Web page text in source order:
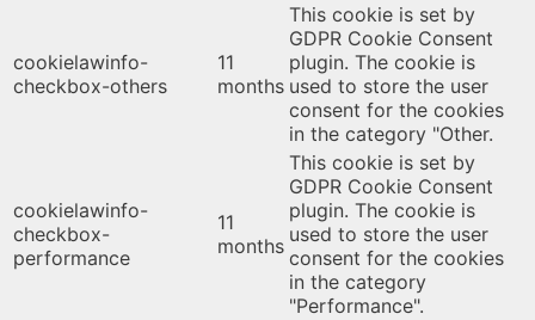
cookielawinfo-
checkbox-others
11
months
This cookie is set by
GDPR Cookie Consent
plugin. The cookie is
used to store the user
consent for the cookies
in the category "Other.
cookielawinfo-
checkbox-
performance
11
months
This cookie is set by
GDPR Cookie Consent
plugin. The cookie is
used to store the user
consent for the cookies
in the category
"Performance".